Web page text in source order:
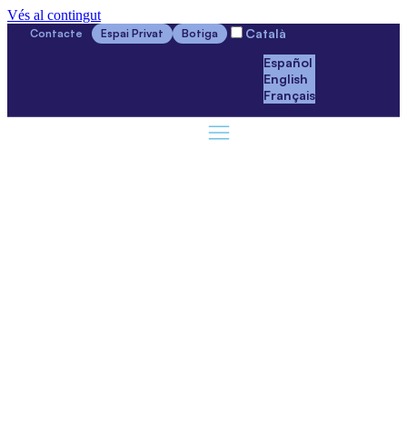
Vés al contingut
Contacte Espai Privat Botiga
Català
Español
English
Français